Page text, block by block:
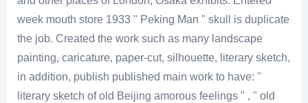
week mouth store 1933 " Peking Man " skull is duplicate
the job. Created the work such as many landscape
painting, caricature, paper-cut, silhouette, literary sketch,
in addition, publish published main work to have: "
literary sketch of old Beijing amorous feelings " , " old